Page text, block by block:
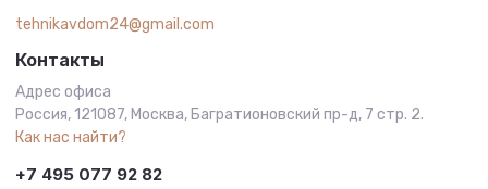
tehnikavdom24@gmail.com
Контакты
Адрес офиса
Россия, 121087, Москва, Багратионовский пр-д, 7 стр. 2.
Как нас найти?
+7 495 077 92 82